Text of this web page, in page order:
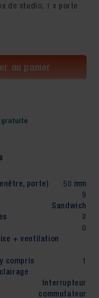
de studio, 1 x porte
au panier
gratuite
porte)
50 mm
9
Sandwich
2
0
+ ventilation
compris
1
Interrupteur
commutateur